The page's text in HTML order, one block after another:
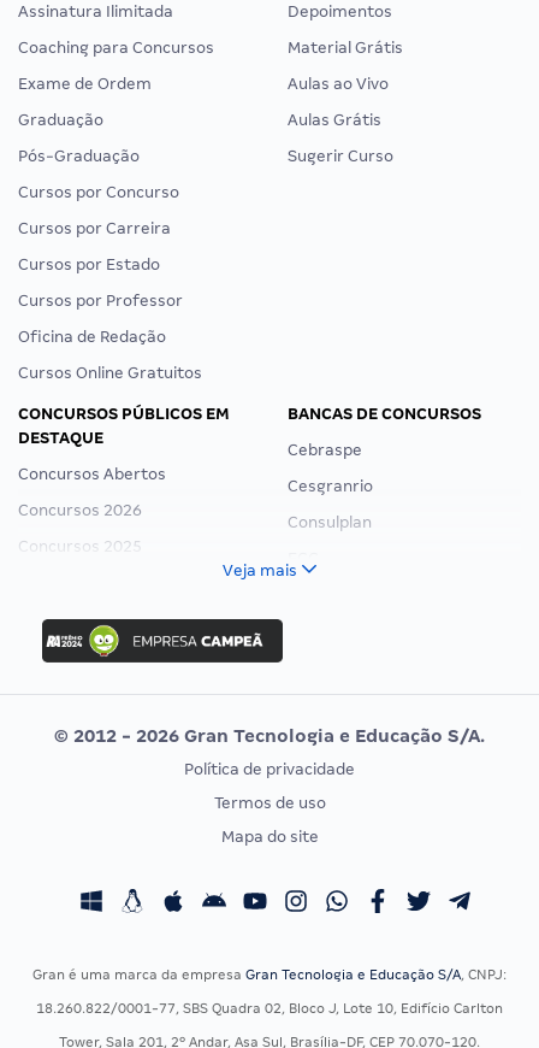
Assinatura Ilimitada
Coaching para Concursos
Exame de Ordem
Graduação
Pós-Graduação
Cursos por Concurso
Cursos por Carreira
Cursos por Estado
Cursos por Professor
Oficina de Redação
Cursos Online Gratuitos
Depoimentos
Material Grátis
Aulas ao Vivo
Aulas Grátis
Sugerir Curso
CONCURSOS PÚBLICOS EM
DESTAQUE
Concursos Abertos
Concursos 2026
Concursos 2025
Concurso Nacional Unificado
Concurso Ibama
Concurso MPU
Editais publicados
BANCAS DE CONCURSOS
Cebraspe
Cesgranrio
Consulplan
Vunesp
CONCURSOS POR PROFISSÃO
Concursos Fiscais
EXAME DE ORDEM
Calendário OAB
Veja mais
© 2012 - 2026 Gran Tecnologia e Educação S/A.
Política de privacidade
Termos de uso
Mapa do site
Gran é uma marca da empresa Gran Tecnologia e Educação S/A, CNPJ:
18.260.822/0001-77, SBS Quadra 02, Bloco J, Lote 10, Edifício Carlton
Tower, Sala 201, 2º Andar, Asa Sul, Brasília-DF, CEP 70.070-120.